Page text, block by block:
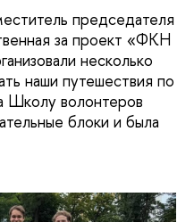
председателя
за проект «ФКН
несколько
наши путешествия по
Школу волонтеров
блоки и была